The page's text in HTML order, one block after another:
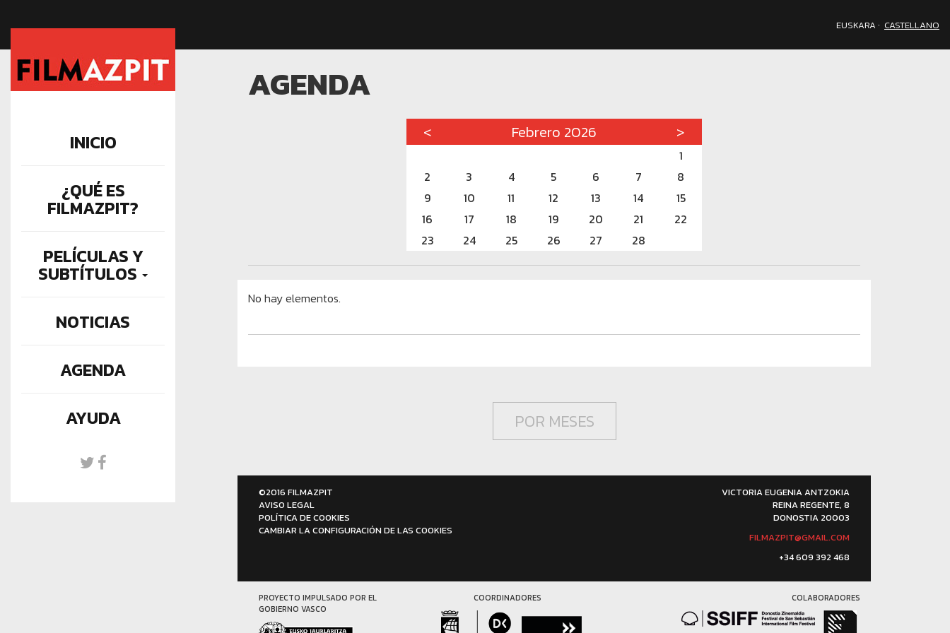
EUSKARA · CASTELLANO
INICIO
¿QUÉ ES
FILMAZPIT?
PELÍCULAS Y
SUBTÍTULOS
NOTICIAS
AGENDA
AYUDA
AGENDA
< Febrero 2026 >
1
2
3 4 5 6 7
8
9
10 11 12 13 14
15
16
17 18 19 20 21
22
23
24 25 26 27 28
No hay elementos.
POR MESES
©2016 FILMAZPIT
AVISO LEGAL
POLÍTICA DE COOKIES
CAMBIAR LA CONFIGURACIÓN DE LAS COOKIES
VICTORIA EUGENIA ANTZOKIA
REINA REGENTE, 8
DONOSTIA 20003
FILMAZPIT@GMAIL.COM
+34 609 392 468
PROYECTO IMPULSADO POR EL
GOBIERNO VASCO
COORDINADORES COLABORADORES